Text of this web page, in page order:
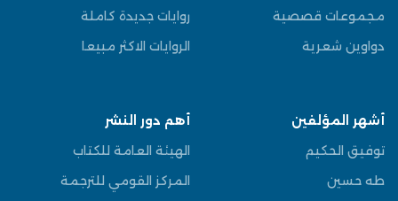
مجموعات قصصية
دواوين شعرية
روايات جديدة كاملة
الروايات الاكثر مبيعا
أشهر المؤلفين
توفيق الحكيم
طه حسين
أهم دور النشر
الهيئة العامة للكتاب
المركز القومي للترجمة